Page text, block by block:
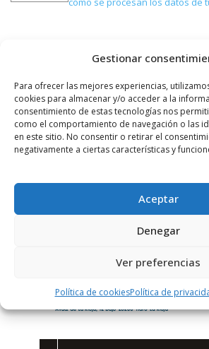
Gestionar
Para ofrecer las mejores experiencias,
cookies para almacenar y/o acceder a la
consentimiento de estas tecnologías nos
como el comportamiento de navegación o las
en este sitio. No consentir o retirar el
negativamente a ciertas características y
Aceptar
Denegar
Ver preferencias
Política de cookiesPolítica de